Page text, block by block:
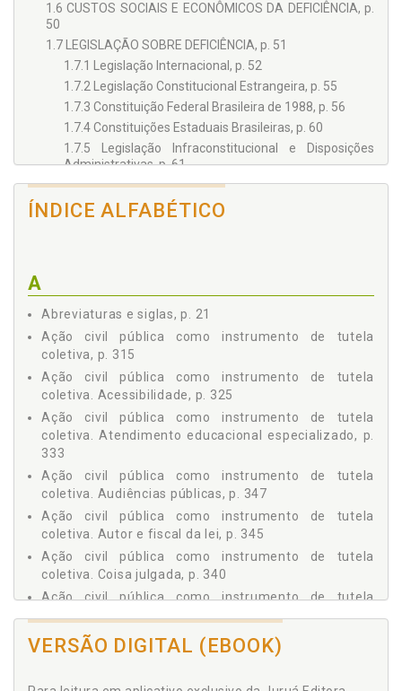
1.6 CUSTOS SOCIAIS E ECONÔMICOS DA DEFICIÊNCIA, p.
50
1.7 LEGISLAÇÃO SOBRE DEFICIÊNCIA, p. 51
1.7.1 Legislação Internacional, p. 52
1.7.2 Legislação Constitucional Estrangeira, p. 55
1.7.3 Constituição Federal Brasileira de 1988, p. 56
1.7.4 Constituições Estaduais Brasileiras, p. 60
1.7.5 Legislação Infraconstitucional e Disposições
Administrativas, p. 61
1.7.6 Constitucionalidade da Lei 13.146/2015 e
Aplicabilidade da Lei 7.853/1989, p. 69
1.8 PRINCÍPIOS BÁSICOS APLICÁVEIS À PESSOA COM
1.8.2.1 Fundamentos e espécies (igualdade formal
e material), p. 74
1.8.2.2 Ações afirmativas e igualdade material, p.
77
1.8.3 Princípio da Solidariedade, p. 81
1.8.4 Princípio da Não Discriminação, p. 83
1.8.5 Princípio da Plena e Efetiva Participação e
Inclusão na Sociedade, p. 86
das Pessoas com Deficiência como Parte da
Diversidade Humana e da Humanidade, p. 88
1.8.7 Princípio da Acessibilidade, p. 89
1.9 RESPONSABILIDADE PENAL RELACIONADA À
PESSOA COM DEFICIÊNCIA, p. 90
1.9.1 A Pessoa com Deficiência como Sujeito Ativo de
Ilícitos Penais, p. 90
1.9.2 A Pessoa com Deficiência como Vítima de Ilícitos
Penais, p. 92
1.10 CONSELHOS DAS PESSOAS COM DEFICIÊNCIA, p. 94
2 AUTISMO, p. 99
ÍNDICE ALFABÉTICO
A
Abreviaturas e siglas, p. 21
Ação civil pública como instrumento de tutela
coletiva, p. 315
Ação civil pública como instrumento de tutela
coletiva. Acessibilidade, p. 325
Ação civil pública como instrumento de tutela
coletiva. Atendimento educacional especializado, p.
333
Ação civil pública como instrumento de tutela
coletiva. Audiências públicas, p. 347
Ação civil pública como instrumento de tutela
coletiva. Autor e fiscal da lei, p. 345
Ação civil pública como instrumento de tutela
coletiva. Coisa julgada, p. 340
Ação civil pública como instrumento de tutela
coletiva. Compromisso de ajustamento de conduta,
Ação civil pública como instrumento de tutela
VERSÃO DIGITAL (EBOOK)